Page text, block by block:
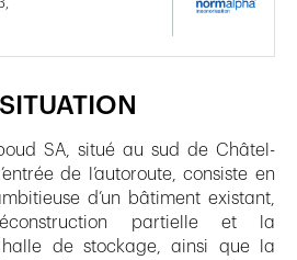
SA, situé au sud de Châtel-
de l’autoroute, consiste en
d’un bâtiment existant,
partielle et la
de stockage, ainsi que la